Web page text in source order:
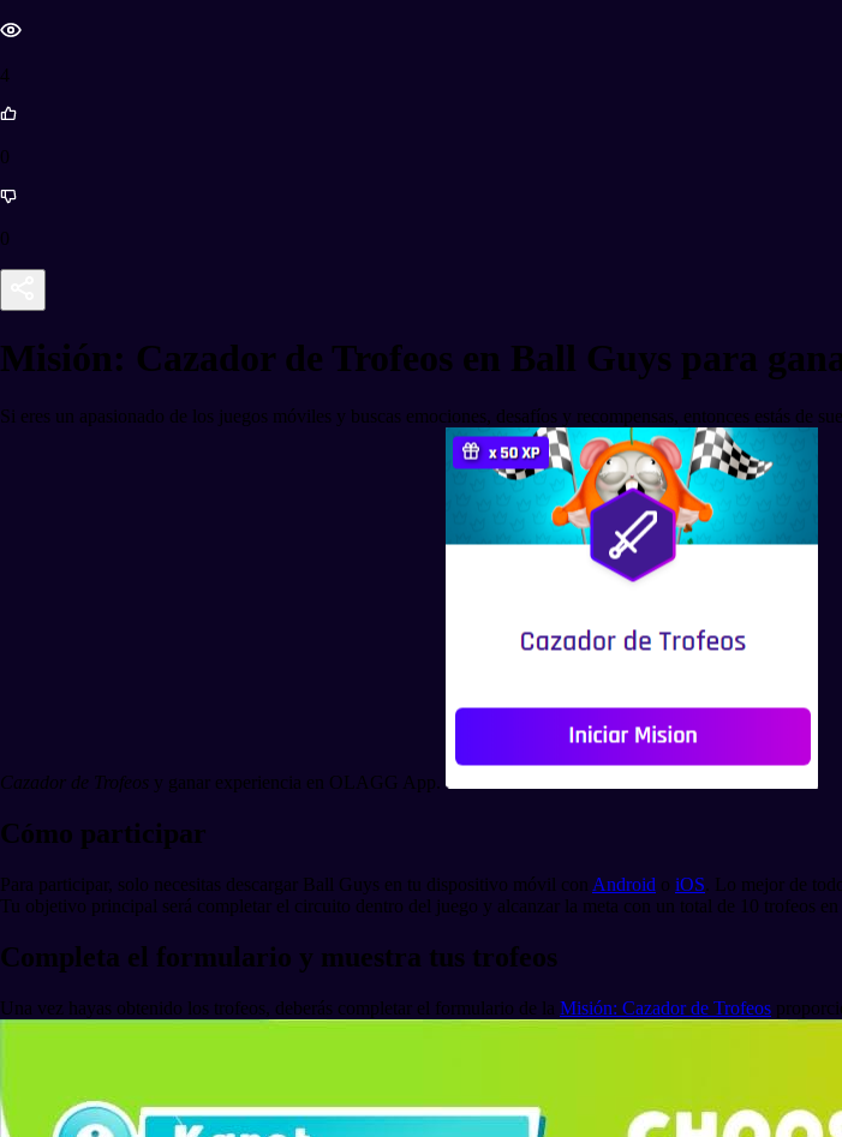
4
0
0
Misión: Cazador de Trofeos en Ball Guys para
Si eres un apasionado de los juegos móviles y buscas emociones, desafíos y recompensas, entonces estás de
Cazador de Trofeos y ganar experiencia en OLAGG App.
Cómo participar
Para participar, solo necesitas descargar Ball Guys en tu dispositivo móvil con Android o iOS. Lo mejor de
Tu objetivo principal será completar el circuito dentro del juego y alcanzar la meta con un total de 10 trofeos en
Completa el formulario y muestra tus trofeos
Una vez hayas obtenido los trofeos, deberás completar el formulario de la Misión: Cazador de Trofeos